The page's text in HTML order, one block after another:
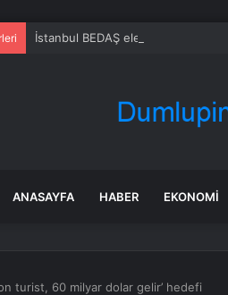
ANASAYFA HABER EKONOMI
turist, 60 milyar dolar gelir’ hedefi